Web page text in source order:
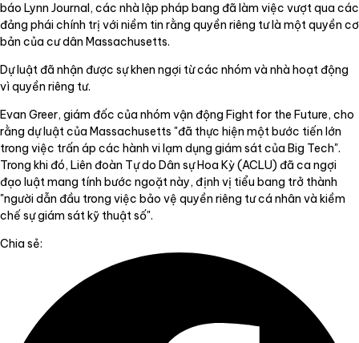
báo Lynn Journal, các nhà lập pháp bang đã làm việc vượt qua các
đảng phái chính trị với niềm tin rằng quyền riêng tư là một quyền cơ
bản của cư dân Massachusetts.
Dự luật đã nhận được sự khen ngợi từ các nhóm và nhà hoạt động
vì quyền riêng tư.
Evan Greer, giám đốc của nhóm vận động Fight for the Future, cho
rằng dự luật của Massachusetts "đã thực hiện một bước tiến lớn
trong việc trấn áp các hành vi lạm dụng giám sát của Big Tech".
Trong khi đó, Liên đoàn Tự do Dân sự Hoa Kỳ (ACLU) đã ca ngợi
đạo luật mang tính bước ngoặt này, định vị tiểu bang trở thành
"người dẫn đầu trong việc bảo vệ quyền riêng tư cá nhân và kiềm
chế sự giám sát kỹ thuật số".
Chia sẻ: